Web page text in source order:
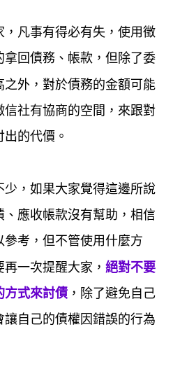
凡事有得必有失，使用徵
回債務、帳款，但除了委
外，對於債務的金額可能
社有協商的空間，來跟對
的代價。
，如果大家覺得這邊所說
應收帳款沒有幫助，相信
考，但不管使用什麼方
一次提醒大家， 絕對不要
方式來討債，除了避免自己
自己的債權因錯誤的行為